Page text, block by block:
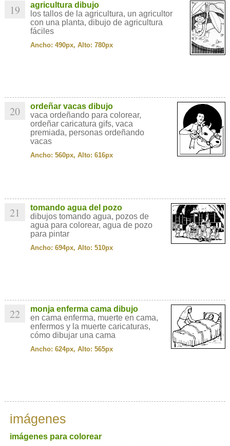
19
agricultura dibujo
los tallos de la agricultura, un agricultor
con una planta, dibujo de agricultura
fáciles
Ancho: 490px, Alto: 780px
20
ordeñar vacas dibujo
vaca ordeñando para colorear,
ordeñar caricatura gifs, vaca
premiada, personas ordeñando
vacas
Ancho: 560px, Alto: 616px
21
tomando agua del pozo
dibujos tomando agua, pozos de
agua para colorear, agua de pozo
para pintar
Ancho: 694px, Alto: 510px
22
monja enferma cama dibujo
en cama enferma, muerte en cama,
enfermos y la muerte caricaturas,
cómo dibujar una cama
Ancho: 624px, Alto: 565px
imágenes
imágenes para colorear